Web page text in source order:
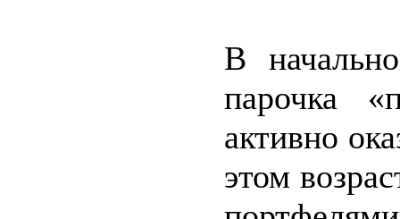
В
парочка
активно
этом